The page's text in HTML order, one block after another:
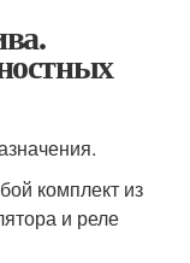
комплект из
и реле